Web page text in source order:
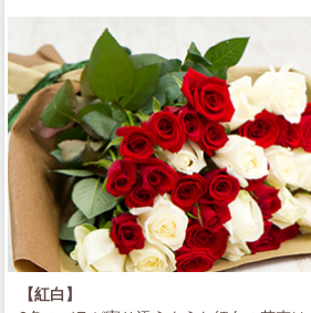
【紅白】